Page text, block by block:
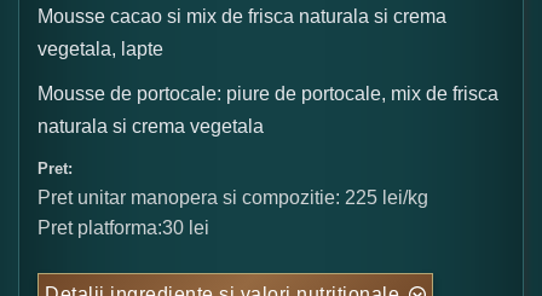
Mousse cacao si mix de frisca naturala si crema
vegetala, lapte
Mousse de portocale: piure de portocale, mix de frisca
naturala si crema vegetala
Pret:
Pret unitar manopera si compozitie: 225 lei/kg
Pret platforma:30 lei